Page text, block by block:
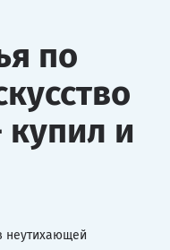
по
купил и
неутихающей